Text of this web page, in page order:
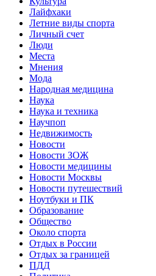
Лайфхаки
Летние виды спорта
Личный счет
Люди
Места
Мнения
Мода
Народная медицина
Наука
Наука и техника
Научпоп
Недвижимость
Новости
Новости ЗОЖ
Новости медицины
Новости Москвы
Новости путешествий
Ноутбуки и ПК
Образование
Общество
Около спорта
Отдых в России
Отдых за границей
ПДД